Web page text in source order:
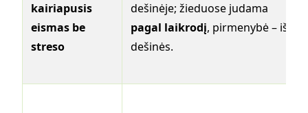
kairiapusis
eismas be
streso
dešinėje; žieduose judama
pagal laikrodį, pirmenybė – iš
dešinės.